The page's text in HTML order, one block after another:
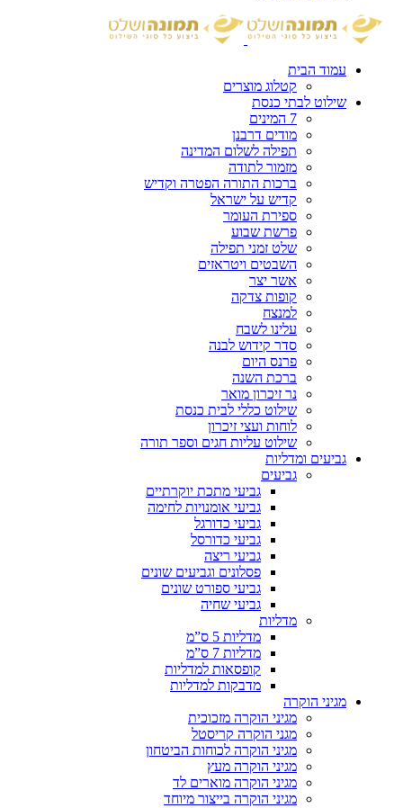
עמוד הבית
קטלוג מוצרים
שילוט לבתי כנסת
7 המינים
מודים דרבנן
תפילה לשלום המדינה
מזמור לתודה
ברכות התורה הפטרה וקדיש
קדיש על ישראל
ספירת העומר
פרשת שבוע
שלט זמני תפילה
השבטים ויטראזים
אשר יצר
קופות צדקה
למנצח
עלינו לשבח
סדר קידוש לבנה
פרנס היום
ברכת השנה
נר זיכרון מואר
שילוט כללי לבית כנסת
לוחות ועצי זיכרון
שילוט עליות חגים וספר תורה
גביעים ומדליות
גביעים
גביעי מתכת יוקרתיים
גביעי אומנויות לחימה
גביעי כדורגל
גביעי כדורסל
גביעי ריצה
פסלונים וגביעים שונים
גביעי ספורט שונים
גביעי שחיה
מדליות
מדליות 5 ס”מ
מדליות 7 ס”מ
קופסאות למדליות
מדבקות למדליות
מגיני הוקרה
מגיני הוקרה מזכוכית
מגני הוקרה קריסטל
מגיני הוקרה לכוחות הביטחון
מגיני הוקרה מעץ
מגיני הוקרה מוארים לד
מגיני הוקרה בייצור מיוחד